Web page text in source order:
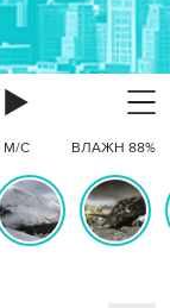
М/С ВЛАЖН 88%